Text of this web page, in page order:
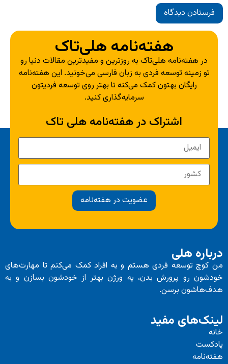
هفته‌نامه هلی‌تاک
در هفته‌نامه هلی‌تاک به روزترین و مفیدترین مقالات دنیا رو
تو زمینه توسعه فردی به زبان فارسی می‌خونید. این هفته‌نامه
رایگان بهتون کمک می‌کنه تا بهتر روی توسعه فردیتون
سرمایه‌گذاری کنید.
اشتراک در هفته‌نامه هلی تاک
عضویت در هفته‌نامه
درباره هلی
من کوچ توسعه فردی هستم و به افراد کمک می‌کنم تا مهارت‌های
خودشون رو پرورش بدن، یه ورژن بهتر از خودشون بسازن و به
هدف‌هاشون برسن.
لینک‌های مفید
خانه
پادکست
هفته‌نامه